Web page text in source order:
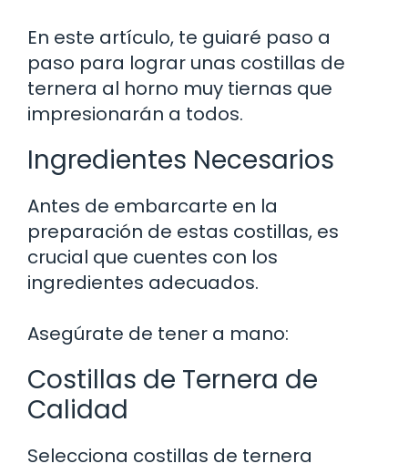
En este artículo, te guiaré paso a
paso para lograr unas costillas de
ternera al horno muy tiernas que
impresionarán a todos.
Ingredientes Necesarios
Antes de embarcarte en la
preparación de estas costillas, es
crucial que cuentes con los
ingredientes adecuados.
Asegúrate de tener a mano:
Costillas de Ternera de
Calidad
Selecciona costillas de ternera